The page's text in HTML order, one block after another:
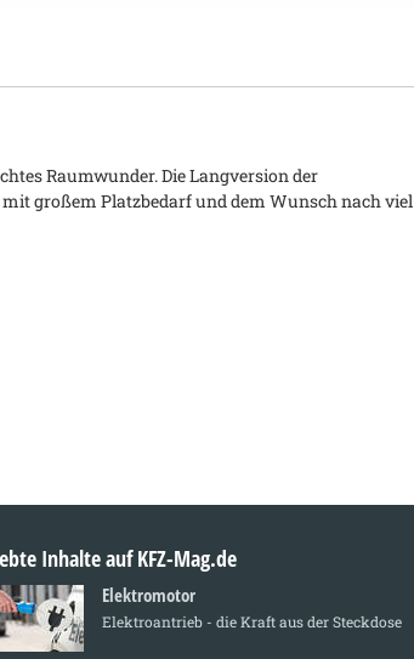
Raumwunder. Die Langversion der
großem Platzbedarf und dem Wunsch nach viel
Inhalte auf KFZ-Mag.de
Elektromotor
Elektroantrieb - die Kraft aus der Steckdose